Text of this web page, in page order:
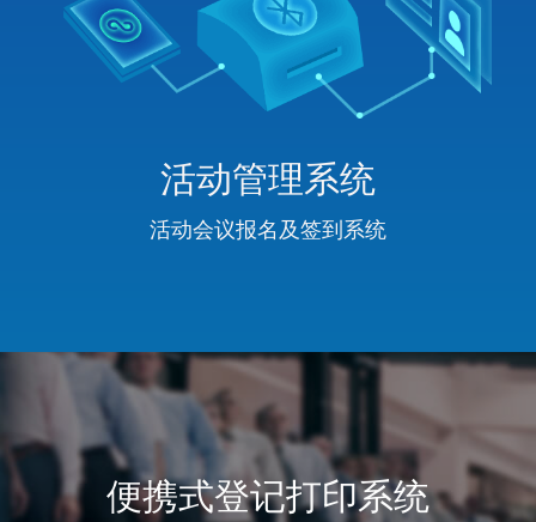
活动管理系统
活动会议报名及签到系统
便携式登记打印系统